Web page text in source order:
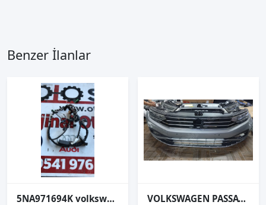
Benzer İlanlar
5NA971694K volkswagen tiguan 2017 sağ arka kapı tesisatı VOLKSWAGEN PASSAT B8 BUSİNESS ORJİNAL ÇIKMA ÖN TAMPON FAR